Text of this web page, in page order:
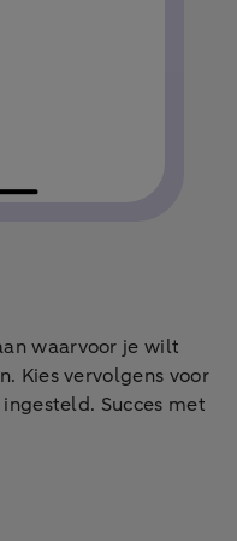
waarvoor je wilt
Kies vervolgens voor
ingesteld. Succes met